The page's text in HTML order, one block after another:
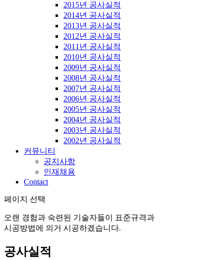
2015년 공사실적
2014년 공사실적
2013년 공사실적
2012년 공사실적
2011년 공사실적
2010년 공사실적
2009년 공사실적
2008년 공사실적
2007년 공사실적
2006년 공사실적
2005년 공사실적
2004년 공사실적
2003년 공사실적
2002년 공사실적
커뮤니티
공지사항
인재채용
Contact
페이지 선택
오랜 경험과 숙련된 기술자들이 표준규격과
시공방법에 의거 시공하겠습니다.
공사실적